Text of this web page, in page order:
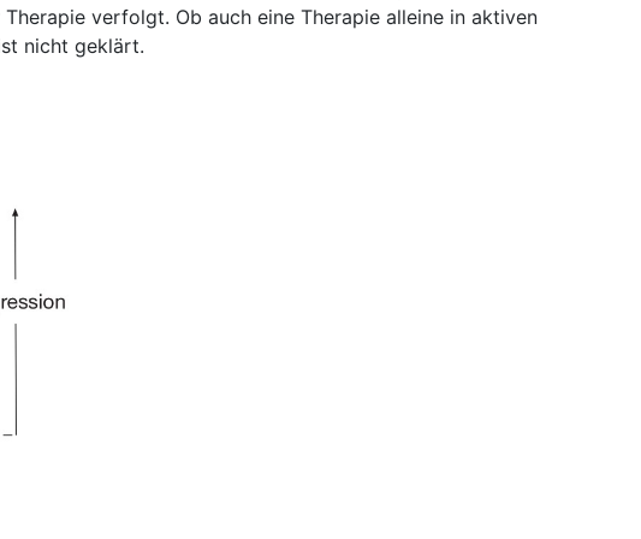
verfolgt. Ob auch eine Therapie alleine in aktiven
nicht geklärt.